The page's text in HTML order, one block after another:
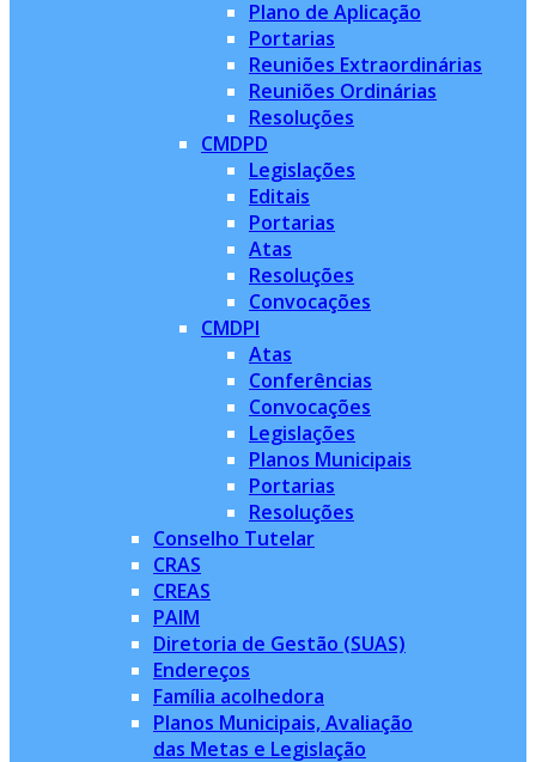
Plano de Aplicação
Portarias
Reuniões Extraordinárias
Reuniões Ordinárias
Resoluções
CMDPD
Legislações
Editais
Portarias
Atas
Resoluções
Convocações
CMDPI
Atas
Conferências
Convocações
Legislações
Planos Municipais
Portarias
Resoluções
Conselho Tutelar
CRAS
CREAS
PAIM
Diretoria de Gestão (SUAS)
Endereços
Família acolhedora
Planos Municipais, Avaliação
das Metas e Legislação